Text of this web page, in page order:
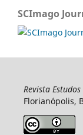
SCImago
Revista
Florianópolis,